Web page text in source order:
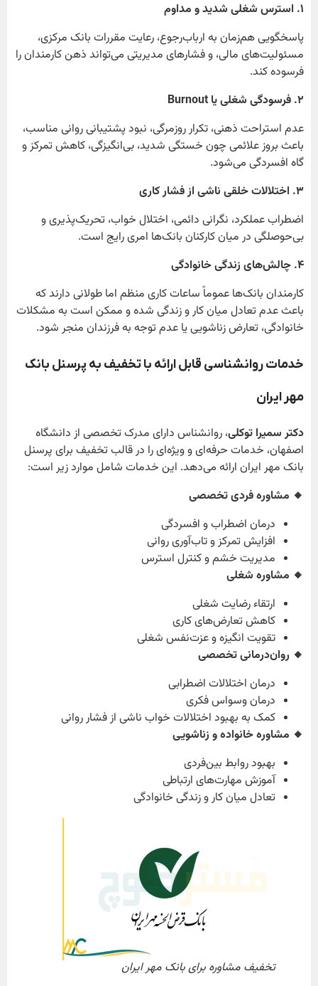
۱. استرس شغلی شدید و مداوم
پاسخگویی هم‌زمان به ارباب‌رجوع، رعایت مقررات بانک مرکزی،
مسئولیت‌های مالی، و فشارهای مدیریتی می‌تواند ذهن کارمندان را
فرسوده کند.
۲. فرسودگی شغلی یا Burnout
عدم استراحت ذهنی، تکرار روزمرگی، نبود پشتیبانی روانی مناسب،
باعث بروز علائمی چون خستگی شدید، بی‌انگیزگی، کاهش تمرکز و
گاه افسردگی می‌شود.
۳. اختلالات خلقی ناشی از فشار کاری
اضطراب عملکرد، نگرانی دائمی، اختلال خواب، تحریک‌پذیری و
بی‌حوصلگی در میان کارکنان بانک‌ها امری رایج است.
۴. چالش‌های زندگی خانوادگی
کارمندان بانک‌ها عموماً ساعات کاری منظم اما طولانی دارند که
باعث عدم تعادل میان کار و زندگی شده و ممکن است به مشکلات
خانوادگی، تعارض زناشویی یا عدم توجه به فرزندان منجر شود.
خدمات روانشناسی قابل ارائه با تخفیف به پرسنل بانک
مهر ایران
دکتر سمیرا توکلی، روانشناس دارای مدرک تخصصی از دانشگاه
اصفهان، خدمات حرفه‌ای و ویژه‌ای را در قالب تخفیف برای پرسنل
بانک مهر ایران ارائه می‌دهد. این خدمات شامل موارد زیر است:
🔸 مشاوره فردی تخصصی
درمان اضطراب و افسردگی
افزایش تمرکز و تاب‌آوری روانی
مدیریت خشم و کنترل استرس
🔸 مشاوره شغلی
ارتقاء رضایت شغلی
کاهش تعارض‌های کاری
تقویت انگیزه و عزت‌نفس شغلی
🔸 روان‌درمانی تخصصی
درمان اختلالات اضطرابی
درمان وسواس فکری
کمک به بهبود اختلالات خواب ناشی از فشار روانی
🔸 مشاوره خانواده و زناشویی
بهبود روابط بین‌فردی
آموزش مهارت‌های ارتباطی
تعادل میان کار و زندگی خانوادگی
تخفیف مشاوره برای بانک مهر ایران